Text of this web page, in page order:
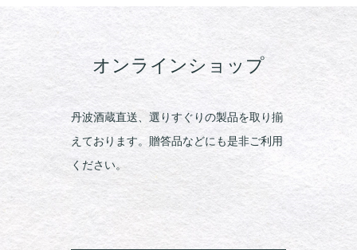
オンラインショップ
丹波酒蔵直送、選りすぐりの製品を取り揃
えております。贈答品などにも是非ご利用
ください。